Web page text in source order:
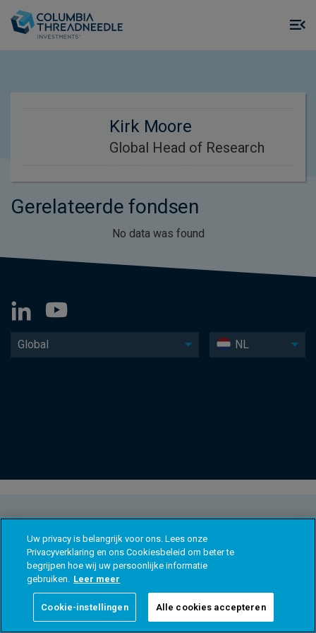
Kirk Moore
Global Head of Research
Gerelateerde fondsen
No data was found
Global NL
Uw privacy is belangrijk voor ons. Lees onze
Privacyverklaring en ons Cookiesbeleid om beter te
begrijpen hoe wij uw persoonlijke informatie
gebruiken. Leer meer
Cookie-instellingen Alle cookies accepteren